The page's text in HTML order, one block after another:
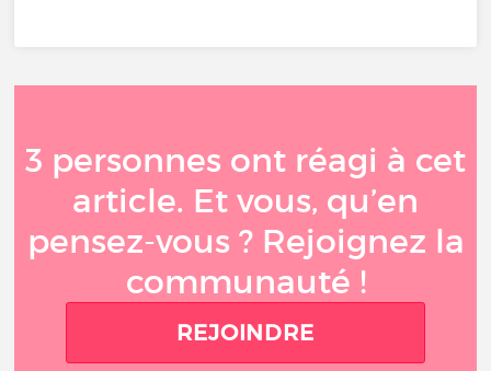
3 personnes ont réagi à cet
article. Et vous, qu’en
pensez-vous ? Rejoignez la
communauté !
REJOINDRE